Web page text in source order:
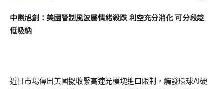
中際旭創：美國管制風波屬情緒殺跌 利空充分消化 可分段趁
低吸納
近日市場傳出美國擬收緊高速光模塊進口限制，觸發環球AI硬